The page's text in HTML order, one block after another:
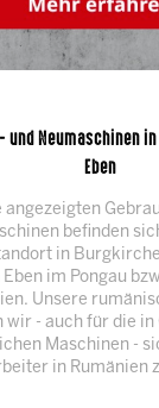
und Neumaschinen
Eben
angezeigten
befinden
in
im Pongau
Unsere
wir - auch für die in
Maschinen -
in Rumänien